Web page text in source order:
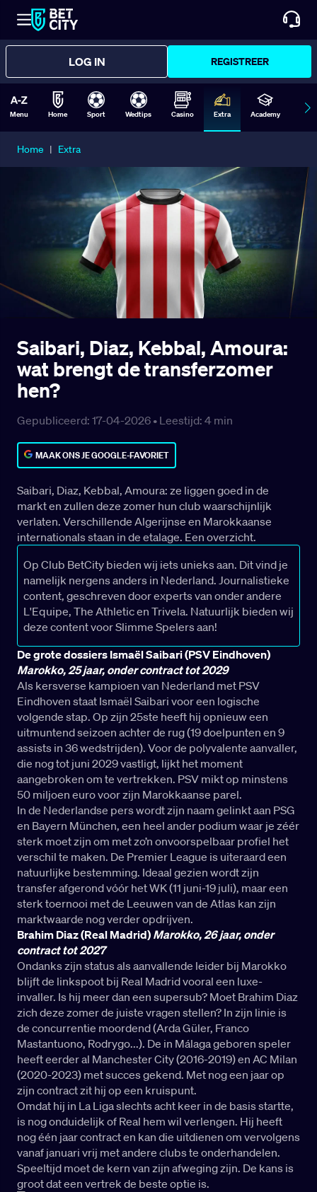
LOG IN REGISTREER
Menu Home Sport Wedtips Casino Extra Academy
Home | Extra
Saibari, Diaz, Kebbal, Amoura:
wat brengt de transferzomer
hen?
Gepubliceerd: 17-04-2026 • Leestijd: 4 min
MAAK ONS JE GOOGLE-FAVORIET
Saibari, Diaz, Kebbal, Amoura: ze liggen goed in de
markt en zullen deze zomer hun club waarschijnlijk
verlaten. Verschillende Algerijnse en Marokkaanse
internationals staan in de etalage. Een overzicht.
Op Club BetCity bieden wij iets unieks aan. Dit vind je
namelijk nergens anders in Nederland. Journalistieke
content, geschreven door experts van onder andere
L'Equipe, The Athletic en Trivela. Natuurlijk bieden wij
deze content voor Slimme Spelers aan!
De grote dossiers Ismaël Saibari (PSV Eindhoven)
Marokko, 25 jaar, onder contract tot 2029
Als kersverse kampioen van Nederland met PSV
Eindhoven staat Ismaël Saibari voor een logische
volgende stap. Op zijn 25ste heeft hij opnieuw een
uitmuntend seizoen achter de rug (19 doelpunten en 9
assists in 36 wedstrijden). Voor de polyvalente aanvaller,
die nog tot juni 2029 vastligt, lijkt het moment
aangebroken om te vertrekken. PSV mikt op minstens
50 miljoen euro voor zijn Marokkaanse parel.
In de Nederlandse pers wordt zijn naam gelinkt aan PSG
en Bayern München, een heel ander podium waar je zéér
sterk moet zijn om met zo’n onvoorspelbaar profiel het
verschil te maken. De Premier League is uiteraard een
natuurlijke bestemming. Ideaal gezien wordt zijn
transfer afgerond vóór het WK (11 juni-19 juli), maar een
sterk toernooi met de Leeuwen van de Atlas kan zijn
marktwaarde nog verder opdrijven.
Brahim Diaz (Real Madrid) Marokko, 26 jaar, onder
contract tot 2027
Ondanks zijn status als aanvallende leider bij Marokko
blijft de linkspoot bij Real Madrid vooral een luxe-
invaller. Is hij meer dan een supersub? Moet Brahim Diaz
zich deze zomer de juiste vragen stellen? In zijn linie is
de concurrentie moordend (Arda Güler, Franco
Mastantuono, Rodrygo...). De in Málaga geboren speler
heeft eerder al Manchester City (2016-2019) en AC Milan
(2020-2023) met succes gekend. Met nog een jaar op
zijn contract zit hij op een kruispunt.
Omdat hij in La Liga slechts acht keer in de basis startte,
is nog onduidelijk of Real hem wil verlengen. Hij heeft
nog één jaar contract en kan die uitdienen om vervolgens
vanaf januari vrij met andere clubs te onderhandelen.
Speeltijd moet de kern van zijn afweging zijn. De kans is
groot dat een vertrek de beste optie is.